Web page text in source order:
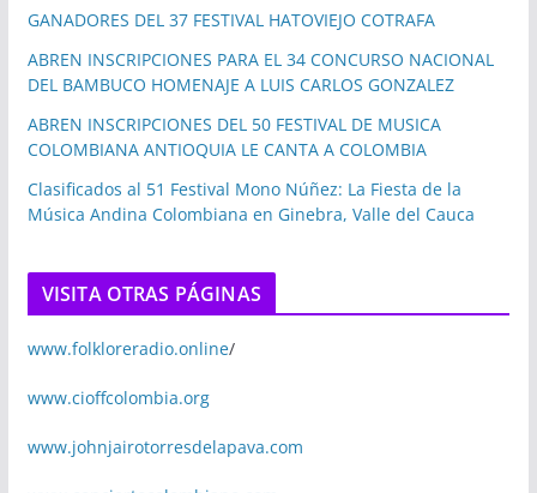
GANADORES DEL 37 FESTIVAL HATOVIEJO COTRAFA
ABREN INSCRIPCIONES PARA EL 34 CONCURSO NACIONAL
DEL BAMBUCO HOMENAJE A LUIS CARLOS GONZALEZ
ABREN INSCRIPCIONES DEL 50 FESTIVAL DE MUSICA
COLOMBIANA ANTIOQUIA LE CANTA A COLOMBIA
Clasificados al 51 Festival Mono Núñez: La Fiesta de la
Música Andina Colombiana en Ginebra, Valle del Cauca
VISITA OTRAS PÁGINAS
www.folkloreradio.online/
www.cioffcolombia.org
www.johnjairotorresdelapava.com